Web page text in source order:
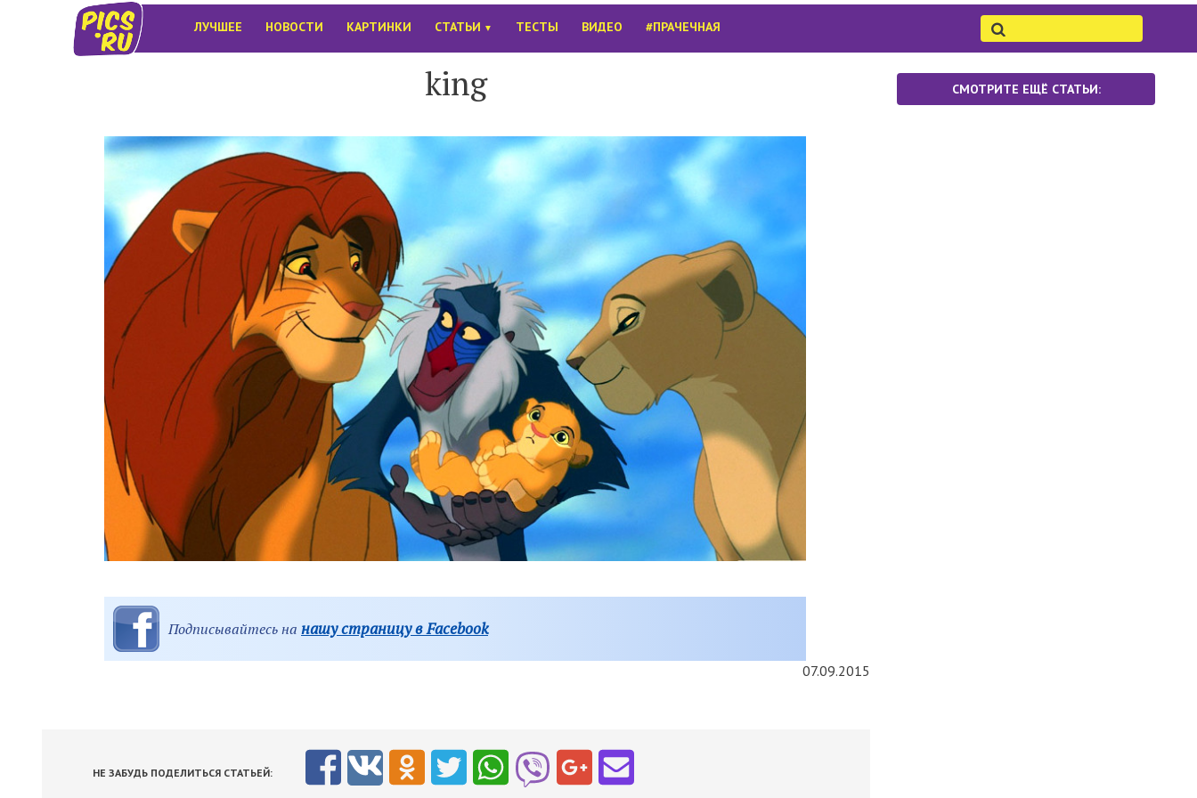
ЛУЧШЕЕ НОВОСТИ КАРТИНКИ СТАТЬИ ▼ ТЕСТЫ ВИДЕО #ПРАЧЕЧНАЯ
king
Подписывайтесь на нашу страницу в Facebook
07.09.2015
НЕ ЗАБУДЬ ПОДЕЛИТЬСЯ СТАТЬЕЙ:
СМОТРИТЕ ЕЩЁ СТАТЬИ: